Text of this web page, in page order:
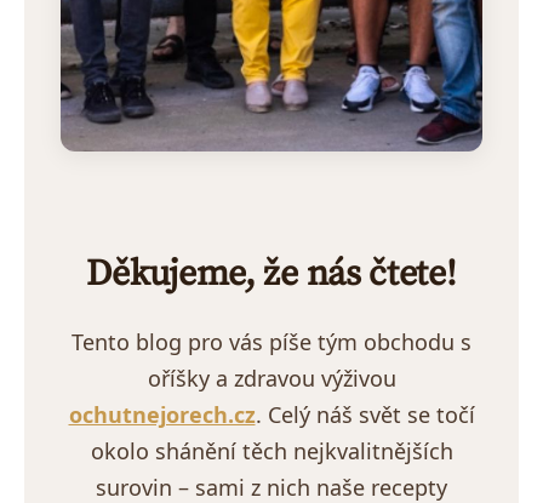
Děkujeme, že nás čtete!
Tento blog pro vás píše tým obchodu s
oříšky a zdravou výživou
ochutnejorech.cz. Celý náš svět se točí
okolo shánění těch nejkvalitnějších
surovin – sami z nich naše recepty